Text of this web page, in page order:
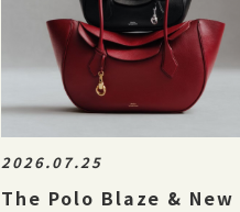
2026.07.25
The Polo Blaze & New